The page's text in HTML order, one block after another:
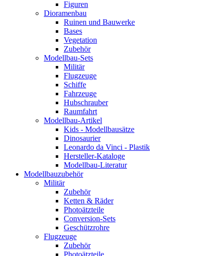
Figuren
Dioramenbau
Ruinen und Bauwerke
Bases
Vegetation
Zubehör
Modellbau-Sets
Militär
Flugzeuge
Schiffe
Fahrzeuge
Hubschrauber
Raumfahrt
Modellbau-Artikel
Kids - Modellbausätze
Dinosaurier
Leonardo da Vinci - Plastik
Hersteller-Kataloge
Modellbau-Literatur
Modellbauzubehör
Militär
Zubehör
Ketten & Räder
Photoätzteile
Conversion-Sets
Geschützrohre
Flugzeuge
Zubehör
Photoätzteile